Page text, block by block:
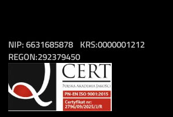
NIP:6631685878
REGON:292379450
KRS:0000001212